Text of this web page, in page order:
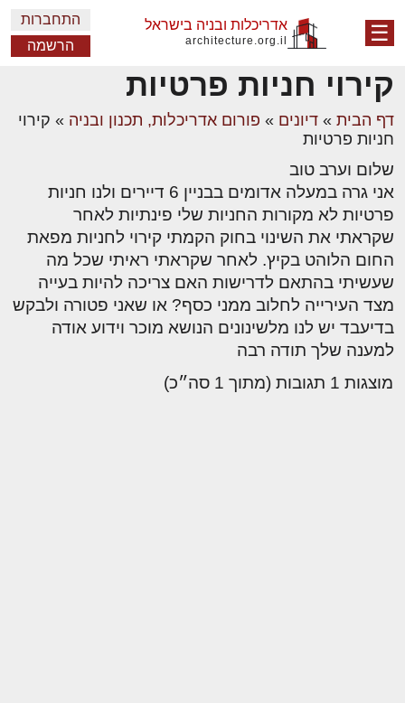
☰ אדריכלות ובניה בישראל
architecture.org.il
התחברות
הרשמה
קירוי חניות פרטיות
דף הבית » דיונים » פורום אדריכלות, תכנון ובניה » קירוי
חניות פרטיות
שלום וערב טוב
אני גרה במעלה אדומים בבניין 6 דיירים ולנו חניות
פרטיות לא מקורות החניות שלי פינתיות לאחר
שקראתי את השינוי בחוק הקמתי קירוי לחניות מפאת
החום הלוהט בקיץ. לאחר שקראתי ראיתי שכל מה
שעשיתי בהתאם לדרישות האם צריכה להיות בעייה
מצד העירייה לחלוב ממני כסף? או שאני פטורה ולבקש
בדיעבד יש לנו מלשינונים הנושא מוכר וידוע אודה
למענה שלך תודה רבה
מוצגות 1 תגובות (מתוך 1 סה״כ)